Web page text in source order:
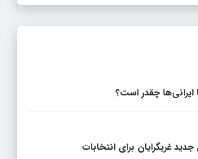
ایرانی‌ها چقدر است؟
غربگرایان برای انتخابات